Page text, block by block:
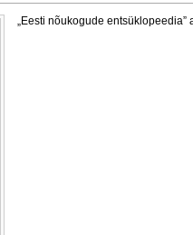
„Eesti nõukogude